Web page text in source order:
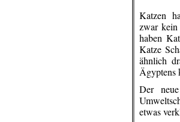
Katzen
zwar kein
haben
Katze
ähnlich
Ägyptens
Der
etwas